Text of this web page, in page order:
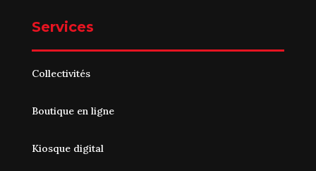
Services
Collectivités
Boutique en ligne
Kiosque digital